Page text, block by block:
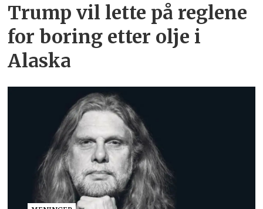
Trump vil lette på reglene
for boring etter olje i
Alaska